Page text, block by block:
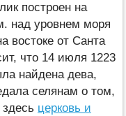
построен на
над уровнем моря
востоке от Санта
что 14 июля 1223
найдена дева,
селянам о том,
церковь и